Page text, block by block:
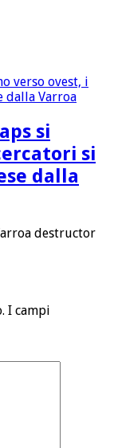
si
si
dalla
destructor
I campi